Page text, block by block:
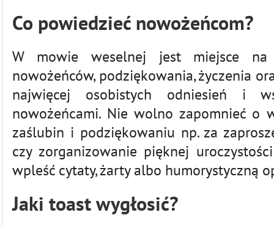
Co powiedzieć nowożeńcom?
W mowie weselnej jest miejsce
nowożeńców, podziękowania, życzenia
najwięcej osobistych odniesień i
nowożeńcami. Nie wolno zapomnieć o
zaślubin i podziękowaniu np. za
czy zorganizowanie pięknej
wpleść cytaty, żarty albo humorystyczną
Jaki toast wygłosić?